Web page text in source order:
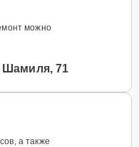
можно
Шамиля, 71
а также